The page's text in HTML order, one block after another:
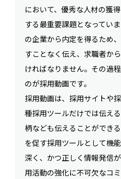
において、優秀な人材の獲
する最重要課題となってい
の企業から内定を得るため
すことなく伝え、求職者か
ければなりません。その過
のが採用動画です。
採用動画は、採用サイトや
種採用ツールだけでは伝え
柄なども伝えることができ
を促す採用ツールとして機
深く、かつ正しく情報発信
用活動の強化に不可欠なコ